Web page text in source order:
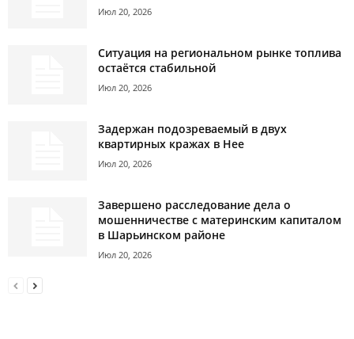
Июл 20, 2026
Ситуация на региональном рынке топлива
остаётся стабильной
Июл 20, 2026
Задержан подозреваемый в двух
квартирных кражах в Нее
Июл 20, 2026
Завершено расследование дела о
мошенничестве с материнским капиталом
в Шарьинском районе
Июл 20, 2026